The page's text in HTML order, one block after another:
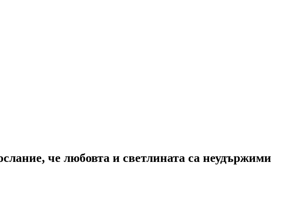
че любовта и светлината са неудържими